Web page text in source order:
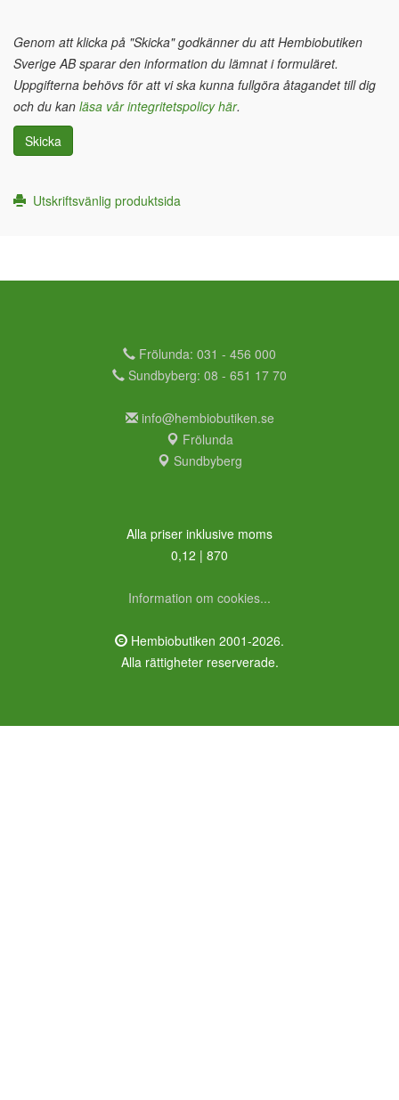
Genom att klicka på "Skicka" godkänner du att Hembiobutiken
Sverige AB sparar den information du lämnat i formuläret.
Uppgifterna behövs för att vi ska kunna fullgöra åtagandet till dig
och du kan läsa vår integritetspolicy här.
Skicka
Utskriftsvänlig produktsida
Frölunda: 031 - 456 000
Sundbyberg: 08 - 651 17 70
info@hembiobutiken.se
Frölunda
Sundbyberg
Alla priser inklusive moms
0,12 | 870
Information om cookies...
Hembiobutiken 2001-2026.
Alla rättigheter reserverade.